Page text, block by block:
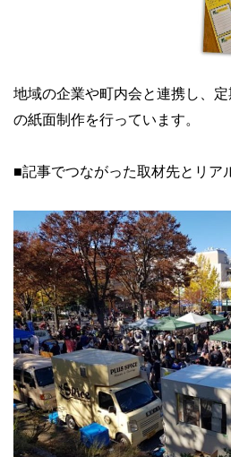
地域の企業や町内会と連携し、
の紙面制作を行っています。
■記事でつながった取材先とリア